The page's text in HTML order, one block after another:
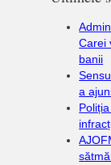
Carei
banii
a